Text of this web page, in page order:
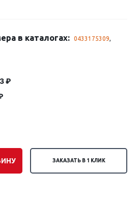
в каталогах: 0433175309,
₽
ЗАКАЗАТЬ В 1 КЛИК